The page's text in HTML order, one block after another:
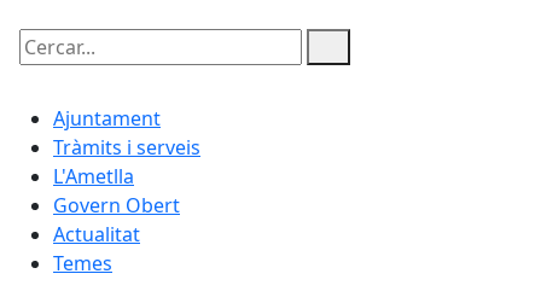
Cercar:
Ajuntament
Tràmits i serveis
L'Ametlla
Govern Obert
Actualitat
Temes